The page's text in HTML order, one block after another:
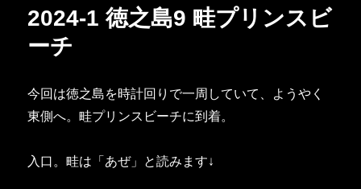
ー
2024-1 徳之島9 畦プリンスビ
ーチ
今回は徳之島を時計回りで一周していて、ようやく
東側へ。畦プリンスビーチに到着。
入口。畦は「あぜ」と読みます↓